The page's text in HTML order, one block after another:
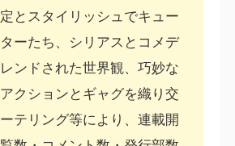
とスタイリッシュでキュー
ターたち、シリアスとコメデ
ンドされた世界観、巧妙な
クションとギャグを織り交
テリング等により、連載開